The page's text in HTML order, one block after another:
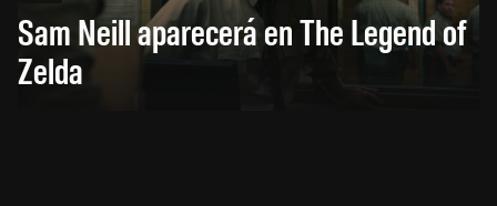
Sam Neill aparecerá en The Legend of
Zelda